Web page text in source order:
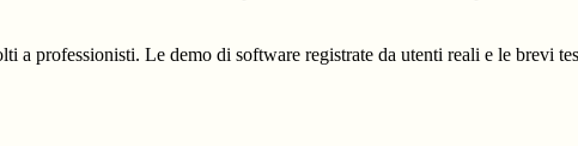
a professionisti. Le demo di software registrate da utenti reali e le brevi